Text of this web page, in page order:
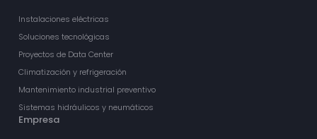
Instalaciones eléctricas
Soluciones tecnológicas
Proyectos de Data Center
Climatización y refrigeración
Mantenimiento industrial preventivo
Sistemas hidráulicos y neumáticos
Empresa